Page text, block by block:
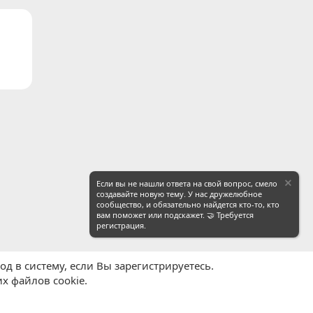
Если вы не нашли ответа на свой вопрос, смело
создавайте новую тему. У нас дружелюбное
сообщество, и обязательно найдется кто-то, кто
вам поможет или подскажет. 🤝 Требуется
регистрация.
в систему, если Вы зарегистрируетесь.
файлов cookie.